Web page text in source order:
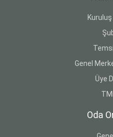
Genel
Üye
Oda